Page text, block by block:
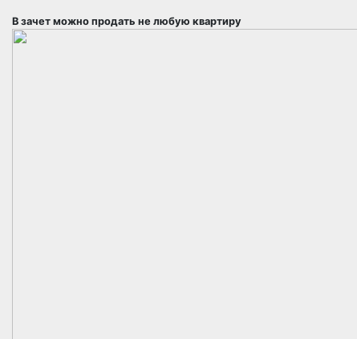
В зачет можно продать не любую квартиру